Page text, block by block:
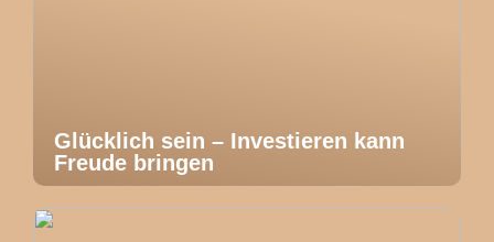
Glücklich sein – Investieren kann
Freude bringen